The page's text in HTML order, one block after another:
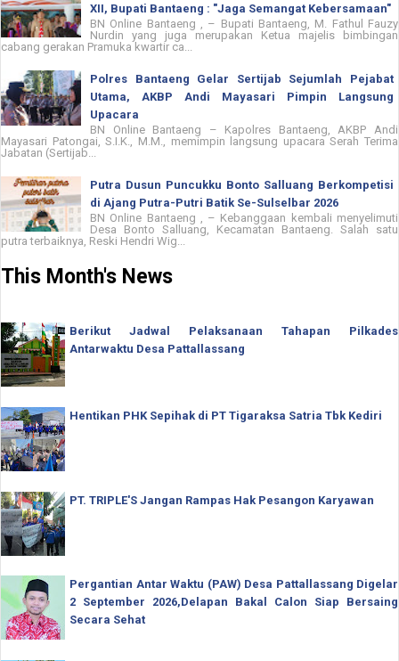
XII, Bupati Bantaeng : "Jaga Semangat Kebersamaan"
BN Online Bantaeng , – Bupati Bantaeng, M. Fathul Fauzy
Nurdin yang juga merupakan Ketua majelis bimbingan
cabang gerakan Pramuka kwartir ca...
Polres Bantaeng Gelar Sertijab Sejumlah Pejabat
Utama, AKBP Andi Mayasari Pimpin Langsung
Upacara
BN Online Bantaeng – Kapolres Bantaeng, AKBP Andi
Mayasari Patongai, S.I.K., M.M., memimpin langsung upacara Serah Terima
Jabatan (Sertijab...
Putra Dusun Puncukku Bonto Salluang Berkompetisi
di Ajang Putra-Putri Batik Se-Sulselbar 2026
BN Online Bantaeng , – Kebanggaan kembali menyelimuti
Desa Bonto Salluang, Kecamatan Bantaeng. Salah satu
putra terbaiknya, Reski Hendri Wig...
This Month's News
Berikut Jadwal Pelaksanaan Tahapan Pilkades
Antarwaktu Desa Pattallassang
Hentikan PHK Sepihak di PT Tigaraksa Satria Tbk Kediri
PT. TRIPLE'S Jangan Rampas Hak Pesangon Karyawan
Pergantian Antar Waktu (PAW) Desa Pattallassang Digelar
2 September 2026,Delapan Bakal Calon Siap Bersaing
Secara Sehat